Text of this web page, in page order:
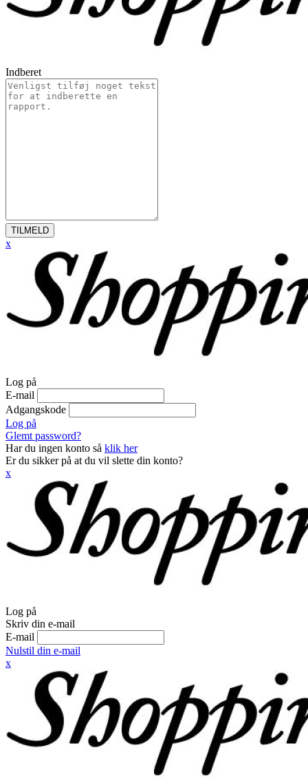
Indberet
TILMELD
x
Log på
E-mail
Adgangskode
Log på
Glemt password?
Har du ingen konto så klik her
Er du sikker på at du vil slette din konto?
x
Log på
Skriv din e-mail
E-mail
Nulstil din e-mail
x